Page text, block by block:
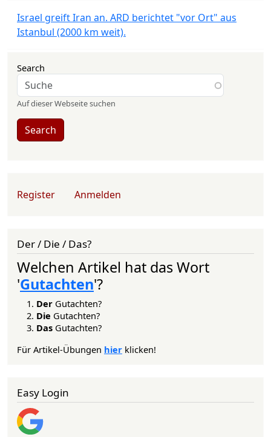
Israel greift Iran an. ARD berichtet "vor Ort" aus
Istanbul (2000 km weit).
Search
Auf dieser Webseite suchen
Search
User account menu
Register Anmelden
Der / Die / Das?
Welchen Artikel hat das Wort
'Gutachten'?
Der Gutachten?
Die Gutachten?
Das Gutachten?
Für Artikel-Übungen hier klicken!
Easy Login